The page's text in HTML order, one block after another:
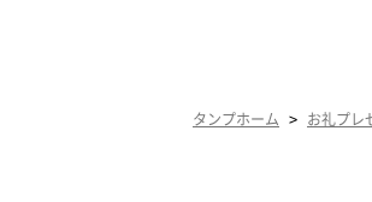
タンプホーム > お礼プレ